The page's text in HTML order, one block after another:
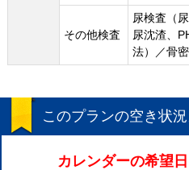
その他検査
尿検査（
尿沈渣、
法）／骨
このプランの空き状
カレンダーの希望